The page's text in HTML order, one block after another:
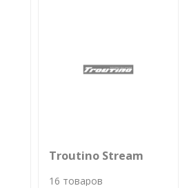
Troutino Stream
16 товаров